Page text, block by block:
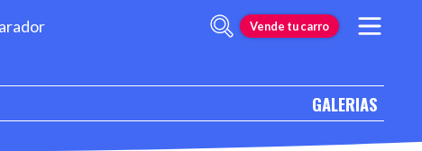
Vende tu carro
GALERIAS